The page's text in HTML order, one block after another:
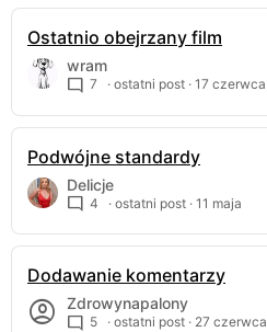
Ostatnio obejrzany film
wram
7 · ostatni post · 17 czerwca
Podwójne standardy
Delicje
4 · ostatni post · 11 maja
Dodawanie komentarzy
Zdrowynapalony
5 · ostatni post · 27 czerwca